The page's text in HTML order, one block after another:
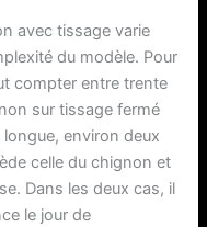
avec tissage varie
du modèle. Pour
compter entre trente
sur tissage fermé
environ deux
celle du chignon et
Dans les deux cas, il
le jour de